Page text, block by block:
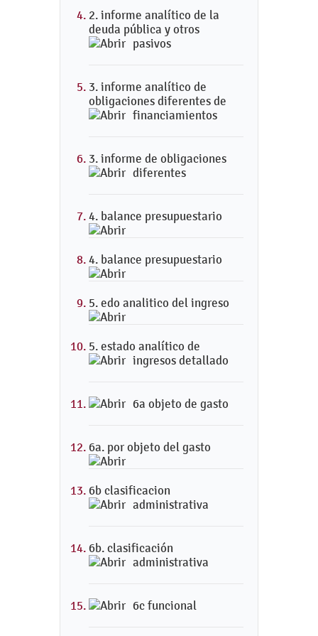
2. informe analítico de la
deuda pública y otros
pasivos
3. informe analítico de
obligaciones diferentes de
financiamientos
3. informe de obligaciones
diferentes
4. balance presupuestario
4. balance presupuestario
5. edo analitico del ingreso
5. estado analítico de
ingresos detallado
6a objeto de gasto
6a. por objeto del gasto
6b clasificacion
administrativa
6b. clasificación
administrativa
6c funcional